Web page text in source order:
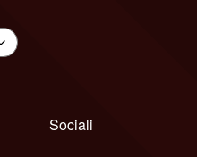
Sociali